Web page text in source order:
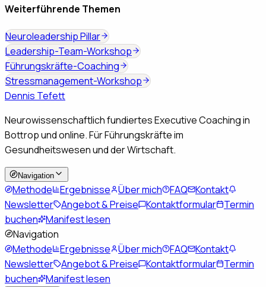
Weiterführende Themen
Neuroleadership Pillar
Leadership-Team-Workshop
Führungskräfte-Coaching
Stressmanagement-Workshop
Dennis Tefett
Neurowissenschaftlich fundiertes Executive Coaching in
Bottrop und online. Für Führungskräfte im
Gesundheitswesen und der Wirtschaft.
Navigation
Methode Ergebnisse Über mich FAQ
Kontakt
Newsletter Angebot & Preise Kontaktformular
Termin
buchen
Manifest lesen
Navigation
Methode
Ergebnisse Über mich FAQ
Kontakt
Newsletter Angebot & Preise Kontaktformular
Termin
buchen
Manifest lesen